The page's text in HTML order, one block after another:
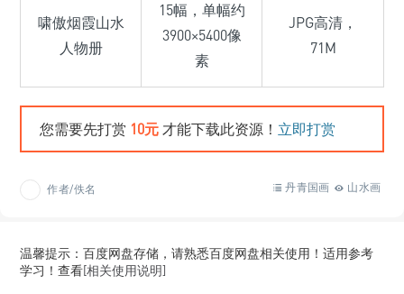
啸傲烟霞山水
人物册
15幅，单幅约
3900×5400像
素
JPG高清，
71M
您需要先打赏 10元 才能下载此资源！ 立即打赏
作者/佚名 山水画
丹青国画
温馨提示：百度网盘存储，请熟悉百度网盘相关使用！适用参考
学习！查看[相关使用说明]